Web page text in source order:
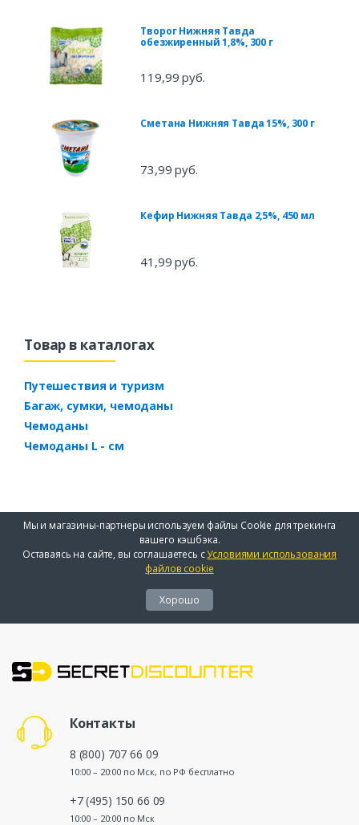
Творог Нижняя Тавда
обезжиренный 1,8%, 300 г
119,99 руб.
Сметана Нижняя Тавда 15%, 300 г
73,99 руб.
Кефир Нижняя Тавда 2,5%, 450 мл
41,99 руб.
Товар в каталогах
Путешествия и туризм
Багаж, сумки, чемоданы
Чемоданы
Чемоданы L - см
Мы и магазины-партнеры используем файлы Cookie для трекинга
вашего кэшбэка.
Оставаясь на сайте, вы соглашаетесь сУсловиями использования
файлов cookie
Хорошо
Контакты
8 (800) 707 66 09
10:00 – 20:00 по Мск, по РФ бесплатно
+7 (495) 150 66 09
10:00 – 20:00 по Мск